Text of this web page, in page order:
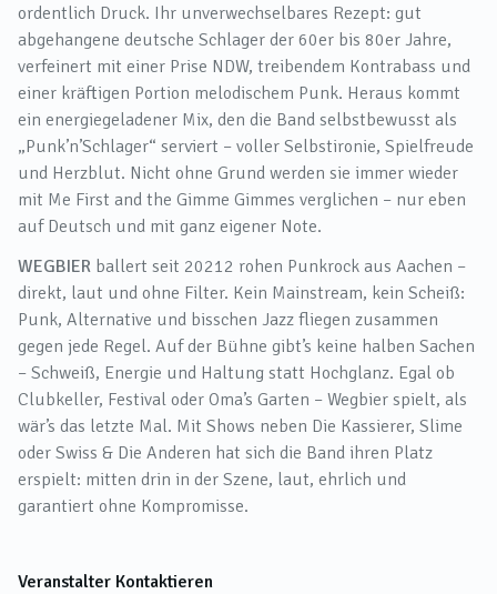
ordentlich Druck. Ihr unverwechselbares Rezept: gut
abgehangene deutsche Schlager der 60er bis 80er Jahre,
verfeinert mit einer Prise NDW, treibendem Kontrabass und
einer kräftigen Portion melodischem Punk. Heraus kommt
ein energiegeladener Mix, den die Band selbstbewusst als
„Punk’n’Schlager“ serviert – voller Selbstironie, Spielfreude
und Herzblut. Nicht ohne Grund werden sie immer wieder
mit Me First and the Gimme Gimmes verglichen – nur eben
auf Deutsch und mit ganz eigener Note.
WEGBIER ballert seit 20212 rohen Punkrock aus Aachen –
direkt, laut und ohne Filter. Kein Mainstream, kein Scheiß:
Punk, Alternative und bisschen Jazz fliegen zusammen
gegen jede Regel. Auf der Bühne gibt’s keine halben Sachen
– Schweiß, Energie und Haltung statt Hochglanz. Egal ob
Clubkeller, Festival oder Oma’s Garten – Wegbier spielt, als
wär’s das letzte Mal. Mit Shows neben Die Kassierer, Slime
oder Swiss & Die Anderen hat sich die Band ihren Platz
erspielt: mitten drin in der Szene, laut, ehrlich und
garantiert ohne Kompromisse.
Veranstalter Kontaktieren